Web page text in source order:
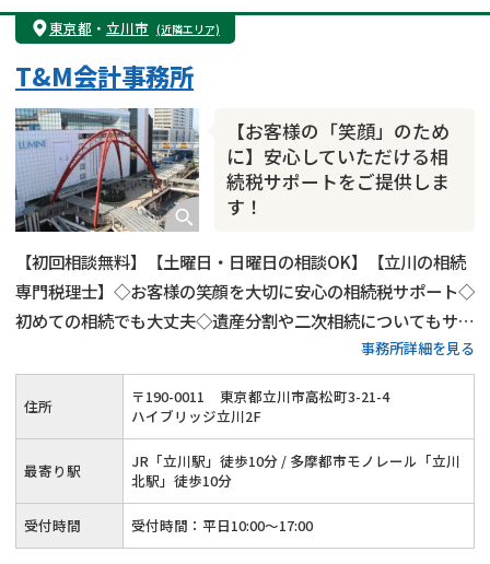
東京都 ・ 立川市 (近隣エリア)
【お客様の「笑顔」のため
に】安心していただける相
続税サポートをご提供しま
す！
T&M会計事務所
【初回相談無料】【土曜日・日曜日の相談OK】【立川の相続
専門税理士】◇お客様の笑顔を大切に安心の相続税サポート◇
初めての相続でも大丈夫◇遺産分割や二次相続についてもサポ
事務所詳細を見る
住所 〒190-0011
東京都立川市高松町3-21-4
ハイブリッジ立川2F
最寄り駅
JR「立川駅」徒歩10分 / 多摩都市モノレール「立川
北駅」徒歩10分
受付時間 受付時間：平日10:00〜17:00